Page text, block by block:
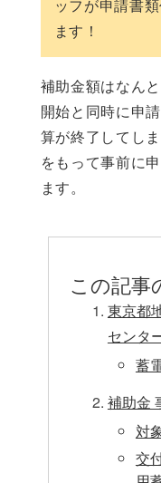
ッフが申請書
ます！
補助金額はなん
開始と同時に申
算が終了してし
をもって事前に
ます。
この記事
東京都
センタ
蓄
補助金
対
交